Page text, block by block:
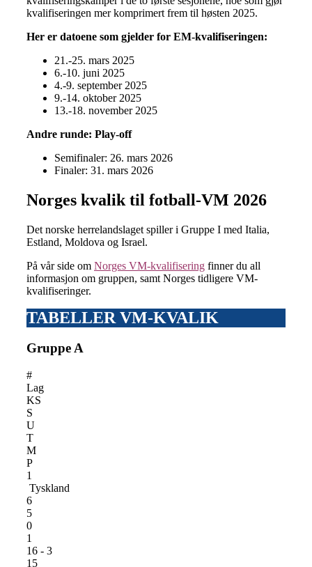
kvalifiseringen mer komprimert frem til høsten 2025.
Her er datoene som gjelder for EM-kvalifiseringen:
21.-25. mars 2025
6.-10. juni 2025
4.-9. september 2025
9.-14. oktober 2025
13.-18. november 2025
Andre runde: Play-off
Semifinaler: 26. mars 2026
Finaler: 31. mars 2026
Norges kvalik til fotball-VM 2026
Det norske herrelandslaget spiller i Gruppe I med Italia,
Estland, Moldova og Israel.
På vår side om Norges VM-kvalifisering finner du all
informasjon om gruppen, samt Norges tidligere VM-
kvalifiseringer.
TABELLER VM-KVALIK
Gruppe A
#
Lag
KS
S
U
T
M
P
1
Tyskland
6
5
0
1
16 - 3
15